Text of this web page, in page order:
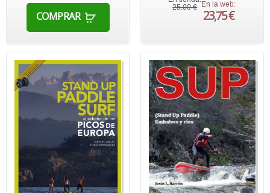
COMPRAR
25,00 €
En la web:
23,75 €